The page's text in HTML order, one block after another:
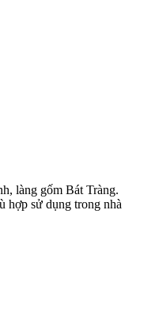
làng gốm Bát Tràng.
hợp sử dụng trong nhà